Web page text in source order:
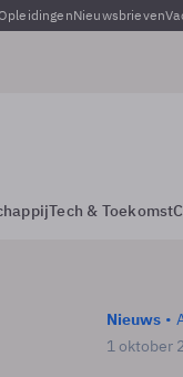
Nieuwsbrieven
Tech & Toekomst
Nieuws
1 oktober